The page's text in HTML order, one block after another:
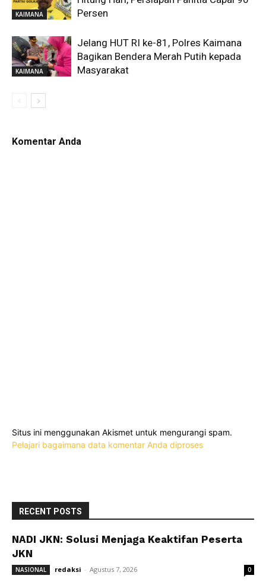
KAIMANA
Persen
KAIMANA
Jelang HUT RI ke-81, Polres Kaimana
Bagikan Bendera Merah Putih kepada
Masyarakat
Komentar Anda
Situs ini menggunakan Akismet untuk mengurangi spam.
Pelajari bagaimana data komentar Anda diproses
RECENT POSTS
NADI JKN: Solusi Menjaga Keaktifan Peserta
JKN
NASIONAL redaksi - Agustus 7, 2026 0